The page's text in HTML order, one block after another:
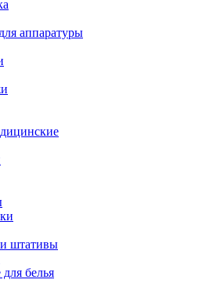
аппаратуры
штативы
белья